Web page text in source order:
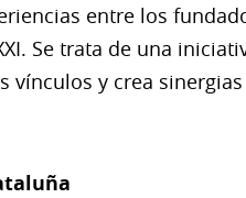
entre los
Se trata de una
y crea